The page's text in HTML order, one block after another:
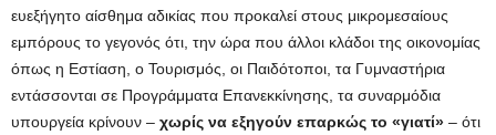
ευεξήγητο αίσθημα αδικίας που προκαλεί στους μικρομεσαίους
εμπόρους το γεγονός ότι, την ώρα που άλλοι κλάδοι της οικονομίας
όπως η Εστίαση, ο Τουρισμός, οι Παιδότοποι, τα Γυμναστήρια
εντάσσονται σε Προγράμματα Επανεκκίνησης, τα συναρμόδια
υπουργεία κρίνουν – χωρίς να εξηγούν επαρκώς το «γιατί» – ότι